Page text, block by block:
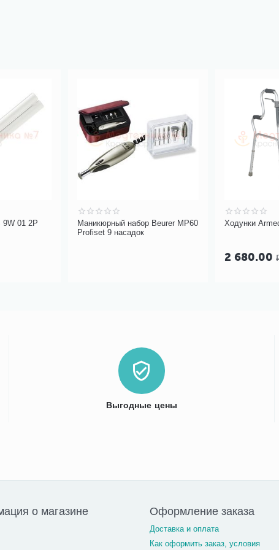
01 2P
Маникюрный набор Beurer MP60
Profiset 9 насадок
Ходунки
2 680.00
Выгодные цены
о магазине Оформление заказа
Доставка и оплата
Как оформить заказ, условия